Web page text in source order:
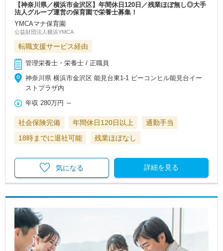
【神奈川県／横浜市金沢区】年間休日120日／残業ほぼ無し◎大手
法人グループ運営の保育園で栄養士募集！
YMCAマナ保育園
公益財団法人横浜YMCA
転職支援サービス経由
管理栄養士・栄養士 / 正職員
神奈川県 横浜市金沢区 能見台東1-1 ビーコンヒル能見台イー
ストプラザ内
年収 280万円 ～
社会保険完備 年間休日120日以上
通勤手当
18時までに退社可能
残業ほぼなし
詳細を見る
気になる